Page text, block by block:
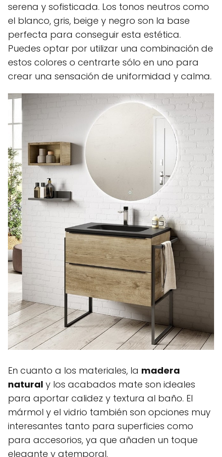
serena y sofisticada. Los tonos neutros como
el blanco, gris, beige y negro son la base
perfecta para conseguir esta estética.
Puedes optar por utilizar una combinación de
estos colores o centrarte sólo en uno para
crear una sensación de uniformidad y calma.
En cuanto a los materiales, la madera
natural y los acabados mate son ideales
para aportar calidez y textura al baño. El
mármol y el vidrio también son opciones muy
interesantes tanto para superficies como
para accesorios, ya que añaden un toque
elegante y atemporal.